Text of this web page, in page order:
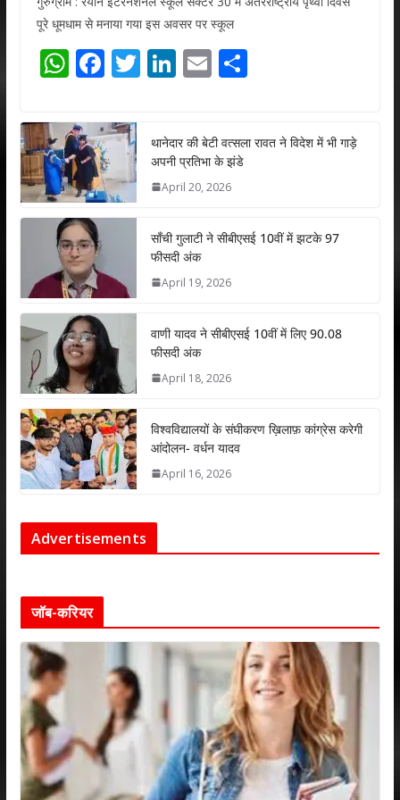
पूरे धूमधाम से मनाया गया इस अवसर पर स्कूल
W
at
s
A
p
p
F
e
b
o
o
T
er
Li
e
dI
E
l
S
e
थानेदार की बेटी वत्सला रावत ने विदेश में भी गाड़े
अपनी प्रतिभा के झंडे
April 20, 2026
साँची गुलाटी ने सीबीएसई 10वीं में झटके 97
फीसदी अंक
April 19, 2026
वाणी यादव ने सीबीएसई 10वीं में लिए 90.08
फीसदी अंक
April 18, 2026
विश्वविद्यालयों के संघीकरण ख़िलाफ़ कांग्रेस करेगी
आंदोलन- वर्धन यादव
April 16, 2026
Advertisements
जॉब-करियर